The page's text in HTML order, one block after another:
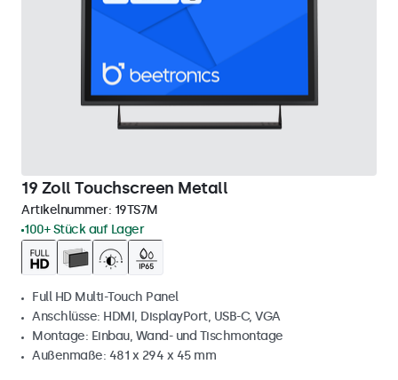
19 Zoll Touchscreen Metall
Artikelnummer: 19TS7M
100+ Stück auf Lager
Full HD Multi-Touch Panel
Anschlüsse: HDMI, DisplayPort, USB-C, VGA
Montage: Einbau, Wand- und Tischmontage
Außenmaße: 481 x 294 x 45 mm